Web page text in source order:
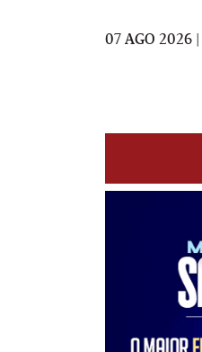
07 AGO 2026 |